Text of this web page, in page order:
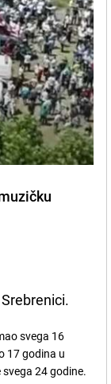
svega 16
17 godina u
24 godine.